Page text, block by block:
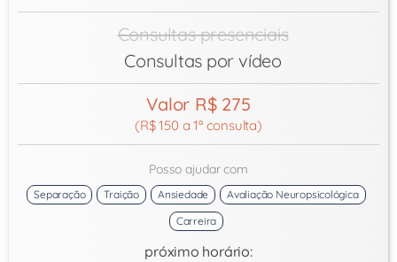
Consultas presenciais
Consultas por vídeo
Valor R$ 275
(R$ 150 a 1ª consulta)
Posso ajudar com
Separação Traição Ansiedade
Avaliação Neuropsicológica
Carreira
próximo horário: